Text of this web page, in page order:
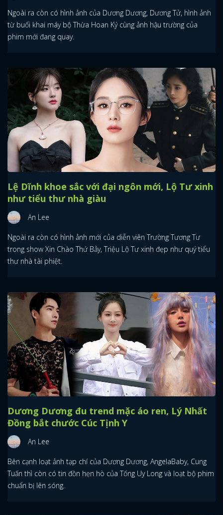
Ngoài ra còn có hình ảnh của Dương Dương, Dương Tử, hình ảnh
từ buổi khai máy bộ Thừa Hoan Ký cùng ảnh hậu trường của
phim mới đang quay.
Lệ Dĩnh khoe sắc với đại ngôn mới, Lộ Tư xinh
như tiểu thư nhà giàu
An Lee
Ngoài ra còn có hình ảnh mới của diễn viên Trường Tương Tư
trong show Xin Chào Thứ Bảy, Triệu Lộ Tư xinh đẹp như quý tiểu
thư nhà tài phiệt.
Dương Dương đu trend mặc áo ren, Lý Nhất
Đồng bắt chước Cúc Tịnh Y
An Lee
Bên cạnh loạt ảnh tạp chí của Dương Dương, AngelaBaby, Cung
Tuấn thì còn có tin đồn hẹn hò của Tống Uy Long và loạt bộ phim
chuẩn bị lên sóng.